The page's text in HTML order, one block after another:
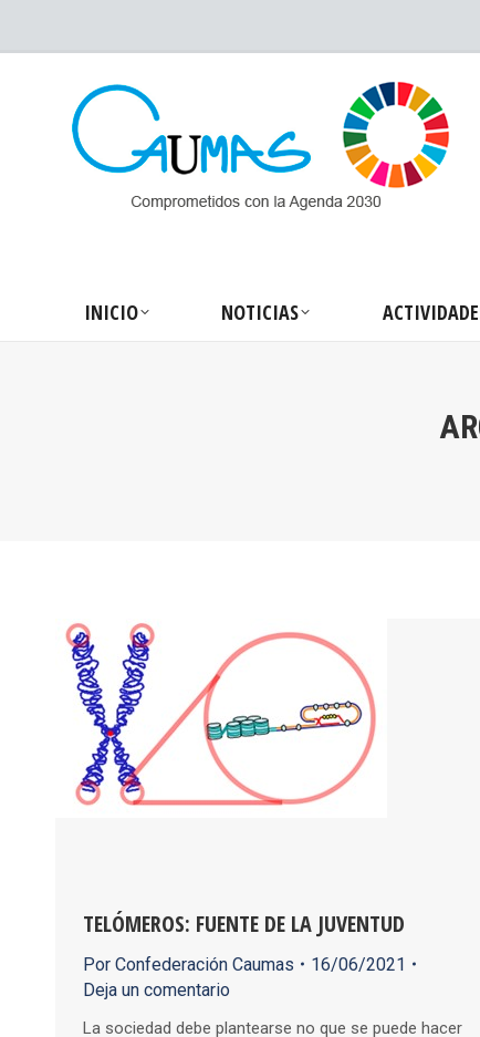
INICIO NOTICIAS
TELÓMEROS: FUENTE DE LA JUVENTUD
Por Confederación Caumas
16/06/2021
Deja un comentario
La sociedad debe plantearse no que se puede hacer